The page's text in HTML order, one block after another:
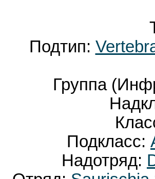
Подтип:
Группа
Подкласс:
Надотряд: